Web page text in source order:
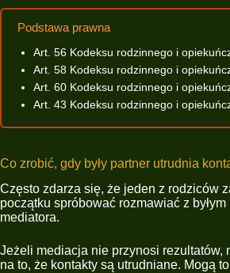
Podstawa prawna
Art. 56 Kodeksu rodzinnego i
Art. 58 Kodeksu rodzinnego i
Art. 60 Kodeksu rodzinnego i
Art. 43 Kodeksu rodzinnego i
Co zrobić, gdy były partner utrudnia
Często zdarza się, że jeden z rodziców
początku spróbować rozmawiać z
mediatora.
Jeżeli mediacja nie przynosi
na to, że kontakty są utrudniane. Mogą